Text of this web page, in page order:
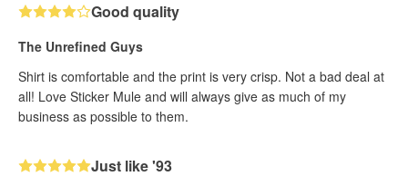
Good quality
The Unrefined Guys
Shirt is comfortable and the print is very crisp. Not a bad deal at
all! Love Sticker Mule and will always give as much of my
business as possible to them.
Just like '93